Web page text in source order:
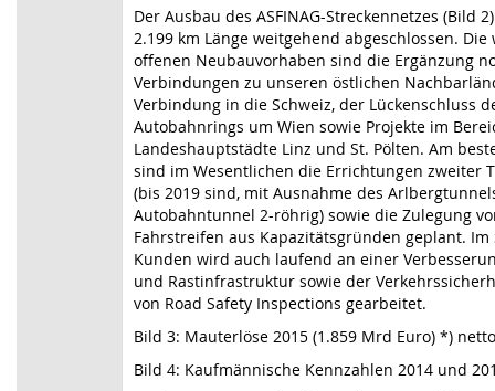
Der Ausbau des ASFINAG-Streckennetzes (Bild
2.199 km Länge weitgehend abgeschlossen.
offenen Neubauvorhaben sind die Ergänzung
Verbindungen zu unseren östlichen
Verbindung in die Schweiz, der Lückenschluss
Autobahnrings um Wien sowie Projekte im
Landeshauptstädte Linz und St. Pölten. Am
sind im Wesentlichen die Errichtungen zweiter
(bis 2019 sind, mit Ausnahme des
Autobahntunnel 2-röhrig) sowie die Zulegung
Fahrstreifen aus Kapazitätsgründen geplant.
Kunden wird auch laufend an einer
und Rastinfrastruktur sowie der
von Road Safety Inspections gearbeitet.
Bild 3: Mauterlöse 2015 (1.859 Mrd Euro) *) netto
Bild 4: Kaufmännische Kennzahlen 2014 und